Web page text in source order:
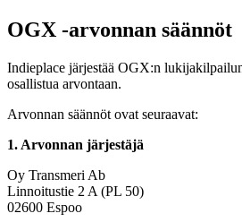
OGX -arvonnan säännöt
Indieplace järjestää OGX:n
osallistua arvontaan.
Arvonnan säännöt ovat seuraavat:
1. Arvonnan järjestäjä
Oy Transmeri Ab
Linnoitustie 2 A (PL 50)
02600 Espoo